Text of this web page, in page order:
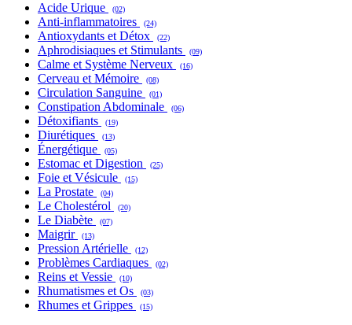
Acide Urique (02)
Anti-inflammatoires (24)
Antioxydants et Détox (22)
Aphrodisiaques et Stimulants (09)
Calme et Système Nerveux (16)
Cerveau et Mémoire (08)
Circulation Sanguine (01)
Constipation Abdominale (06)
Détoxifiants (19)
Diurétiques (13)
Énergétique (05)
Estomac et Digestion (25)
Foie et Vésicule (15)
La Prostate (04)
Le Cholestérol (20)
Le Diabète (07)
Maigrir (13)
Pression Artérielle (12)
Problèmes Cardiaques (02)
Reins et Vessie (10)
Rhumatismes et Os (03)
Rhumes et Grippes (15)